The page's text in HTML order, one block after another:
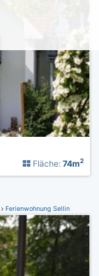
Fläche: 74m2
Ferienwohnung Sellin